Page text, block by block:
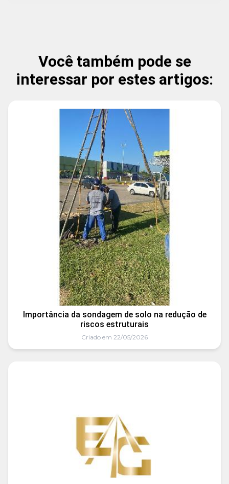
Você também pode se
interessar por estes artigos:
Importância da sondagem de solo na redução de
riscos estruturais
Criado em 22/05/2026